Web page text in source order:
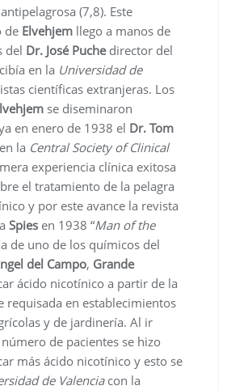
(7,8). Este
de Elvehjem llego a manos de
del Dr. José Puchedirector del
en la Universidad de
científicas extranjeras. Los
se diseminaron
en enero de 1938 el Dr. Tom
la Central Society of Clinical
experiencia clínica exitosa
el tratamiento de la pelagra
y por este avance la revista
Spies en 1938 “Man of the
de uno de los químicos del
del Campo, Grande
ácido nicotínico a partir de la
requisada en establecimientos
y de jardinería. Al ir
de pacientes se hizo
más ácido nicotínico y esto se
de Valenciacon la